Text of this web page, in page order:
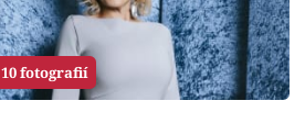
10 fotografií